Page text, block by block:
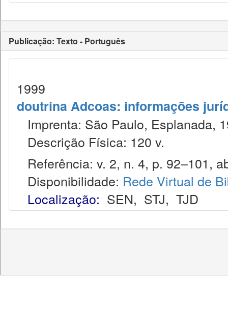
Publicação: Texto - Português
1999
doutrina Adcoas: informações
Imprenta: São Paulo, Esplanada,
Descrição Física: 120 v.
Referência: v. 2, n. 4, p. 92–101,
Disponibilidade: Rede Virtual de
Localização: SEN, STJ, TJD